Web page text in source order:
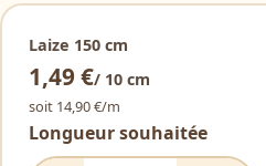
Laize 150 cm
1,49 €/ 10 cm
soit 14,90 €/m
Longueur souhaitée
Alternative: